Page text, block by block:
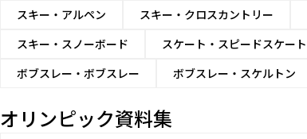
スキー・アルペン スキー・クロスカントリー
スキー・スノーボード
スケート・スピードスケート
ボブスレー・ボブスレー
ボブスレー・スケルトン
オリンピック資料集